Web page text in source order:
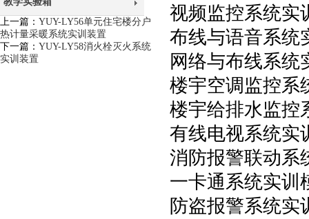
视频监控系统实
布线与语音系统
网络与布线系统
楼宇空调监控系
楼宇给排水监控
有线电视系统实
消防报警联动系
一卡通系统实训
防盗报警系统实
上一篇： YUY-LY56单元住宅楼分户
热计量采暖系统实训装置
下一篇： YUY-LY58消火栓灭火系统
实训装置